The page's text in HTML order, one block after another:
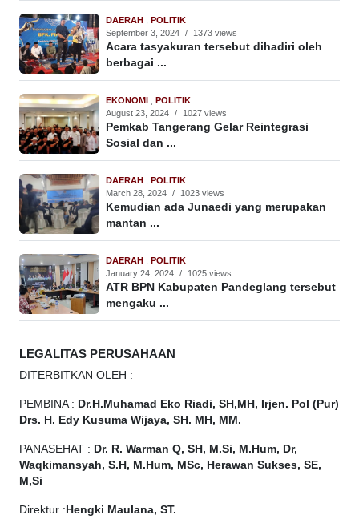
DAERAH , POLITIK
September 3, 2024 / 1373 views
Acara tasyakuran tersebut dihadiri oleh
berbagai ...
EKONOMI , POLITIK
August 23, 2024 / 1027 views
Pemkab Tangerang Gelar Reintegrasi
Sosial dan ...
DAERAH , POLITIK
March 28, 2024 / 1023 views
Kemudian ada Junaedi yang merupakan
mantan ...
DAERAH , POLITIK
January 24, 2024 / 1025 views
ATR BPN Kabupaten Pandeglang tersebut
mengaku ...
LEGALITAS PERUSAHAAN
DITERBITKAN OLEH :
PEMBINA : Dr.H.Muhamad Eko Riadi, SH,MH, Irjen. Pol (Pur)
Drs. H. Edy Kusuma Wijaya, SH. MH, MM.
PANASEHAT : Dr. R. Warman Q, SH, M.Si, M.Hum, Dr,
Waqkimansyah, S.H, M.Hum, MSc, Herawan Sukses, SE,
M,Si
Direktur : Hengki Maulana, ST.